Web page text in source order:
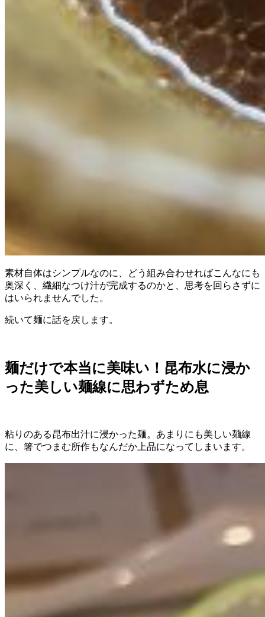
素材自体はシンプルなのに、どう組み合わせればこんなにも
奥深く、繊細なつけ汁が完成するのかと、思考を回らさずに
はいられませんでした。
続いて麺に話を戻します。
麺だけで本当に美味い！昆布水に浸か
った美しい麺線に思わずため息
粘りのある昆布出汁に浸かった麺。あまりにも美しい麺線
に、箸でつまむ所作もなんだか上品になってしまいます。